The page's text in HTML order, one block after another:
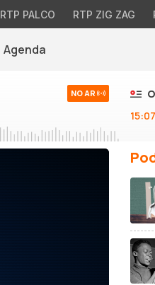
RTP PALCO RTP ZIG ZAG
Agenda
NO AR
15:07